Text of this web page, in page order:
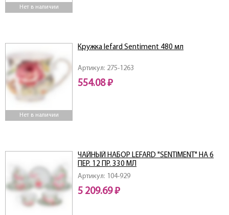
Нет в наличии
Нет в наличии
Артикул: 275-1263
Кружка lefard Sentiment 480 мл
554.08 ₽
Артикул: 104-929
ЧАЙНЫЙ НАБОР LEFARD "SENTIMENT" НА 6
ПЕР. 12 ПР. 330 МЛ
5 209.69 ₽